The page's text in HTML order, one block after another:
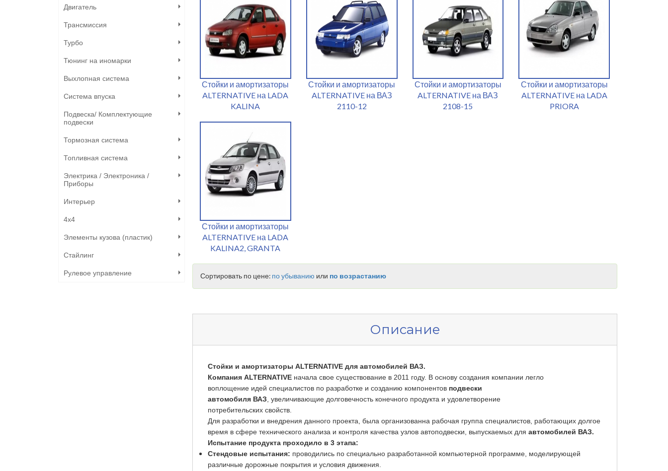
Двигатель
Трансмиссия
Турбо
Тюнинг на иномарки
Выхлопная система
Система впуска
Подвеска/ Комплектующие
подвески
Тормозная система
Топливная система
Электрика / Электроника /
Приборы
Интерьер
4х4
Элементы кузова (пластик)
Стайлинг
Рулевое управление
Стойки и амортизаторы
ALTERNATIVE на LADA
KALINA
Стойки и амортизаторы
ALTERNATIVE на ВАЗ
2110-12
Стойки и амортизаторы
ALTERNATIVE на ВАЗ
2108-15
Стойки и амортизаторы
ALTERNATIVE на LADA
PRIORA
Стойки и амортизаторы
ALTERNATIVE на LADA
KALINA2, GRANTA
Сортировать по цене: по убыванию или по возрастанию
Описание
Стойки и амортизаторы ALTERNATIVE для автомобилей ВАЗ.
Компания ALTERNATIVE начала свое существование в 2011 году. В основу создания компании легло
воплощение идей специалистов по разработке и созданию компонентов подвески
автомобиля ВАЗ , увеличивающие долговечность конечного продукта и удовлетворение
потребительских свойств.
Для разработки и внедрения данного проекта, была организованна рабочая группа специалистов, работающих долгое
время в сфере технического анализа и контроля качества узлов автоподвески, выпускаемых для автомобилей ВАЗ.
Испытание продукта проходило в 3 этапа:
Стендовые испытания: проводились по специально разработанной компьютерной программе, моделирующей
различные дорожные покрытия и условия движения.